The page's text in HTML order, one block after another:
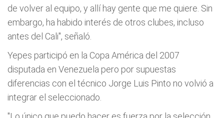
de volver al equipo, y allí­ hay gente que me quiere. Sin
embargo, ha habido interés de otros clubes, incluso
antes del Cali", señaló.
Yepes participó en la Copa América del 2007
disputada en Venezuela pero por supuestas
diferencias con el técnico Jorge Luis Pinto no volvió a
integrar el seleccionado.